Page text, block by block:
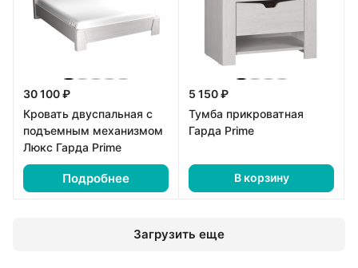
30 100 ₽
Кровать двуспальная с
подъемным механизмом
Люкс Гарда Prime
Подробнее
5 150 ₽
Тумба прикроватная
Гарда Prime
В корзину
Загрузить еще